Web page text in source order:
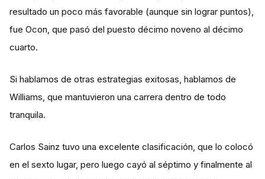
resultado un poco más favorable (aunque sin lograr puntos),
fue Ocon, que pasó del puesto décimo noveno al décimo
cuarto.
Si hablamos de otras estrategias exitosas, hablamos de
Williams, que mantuvieron una carrera dentro de todo
tranquila.
Carlos Sainz tuvo una excelente clasificación, que lo colocó
en el sexto lugar, pero luego cayó al séptimo y finalmente al